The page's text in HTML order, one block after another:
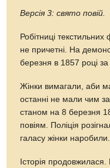
Версія 3: свято повій.
Робітниці
не причетні. На
березня в 1857 році за
Жінки вимагали, аби
останні не мали чим
станом на 8 березня
повіям. Поліція
галасу жінки наробили.
Історія